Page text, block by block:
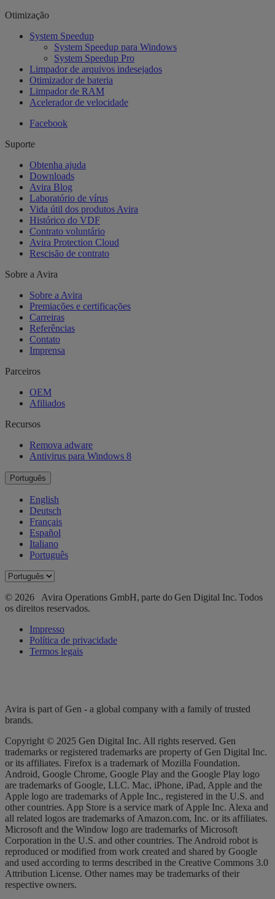
Otimização
System Speedup
System Speedup para Windows
System Speedup Pro
Limpador de arquivos indesejados
Otimizador de bateria
Limpador de RAM
Acelerador de velocidade
Facebook
Suporte
Obtenha ajuda
Downloads
Avira Blog
Laboratório de vírus
Vida útil dos produtos Avira
Histórico do VDF
Contrato voluntário
Avira Protection Cloud
Rescisão de contrato
Sobre a Avira
Sobre a Avira
Premiações e certificações
Carreiras
Referências
Contato
Imprensa
Parceiros
OEM
Afiliados
Recursos
Remova adware
Antivirus para Windows 8
Português
English
Deutsch
Français
Español
Italiano
Português
© 2026 Avira Operations GmbH, parte do Gen Digital Inc. Todos
os direitos reservados.
Impresso
Política de privacidade
Termos legais
Avira is part of Gen - a global company with a family of trusted
brands.
Copyright © 2025 Gen Digital Inc. All rights reserved. Gen
trademarks or registered trademarks are property of Gen Digital Inc.
or its affiliates. Firefox is a trademark of Mozilla Foundation.
Android, Google Chrome, Google Play and the Google Play logo
are trademarks of Google, LLC. Mac, iPhone, iPad, Apple and the
Apple logo are trademarks of Apple Inc., registered in the U.S. and
other countries. App Store is a service mark of Apple Inc. Alexa and
all related logos are trademarks of Amazon.com, Inc. or its affiliates.
Microsoft and the Window logo are trademarks of Microsoft
Corporation in the U.S. and other countries. The Android robot is
reproduced or modified from work created and shared by Google
and used according to terms described in the Creative Commons 3.0
Attribution License. Other names may be trademarks of their
respective owners.